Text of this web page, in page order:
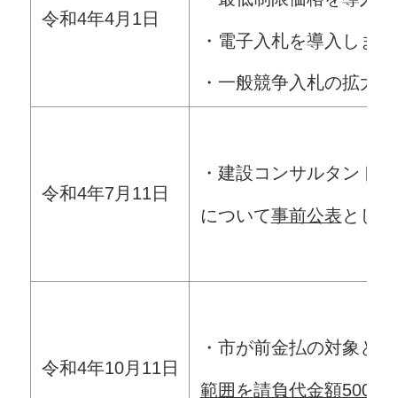
令和4年4月1日
・電子入札を導入しま
・一般競争入札の拡大
令和4年7月11日
・建設コンサルタント
について事前公表とし
令和4年10月11日
・市が前金払の対象と
範囲を請負代金額500万